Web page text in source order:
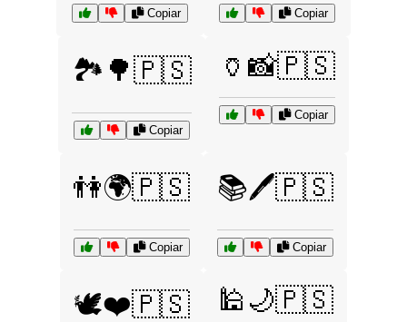
Copiar Copiar
🏞️🌳🇵🇸
Copiar
🏺📸🇵🇸
Copiar
👫🌍🇵🇸
Copiar
📚🖊️🇵🇸
Copiar
🕊️❤️🇵🇸 🕌🌙🇵🇸